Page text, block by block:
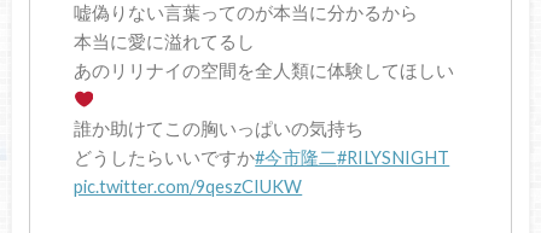
嘘偽りない言葉ってのが本当に分かるから
本当に愛に溢れてるし
あのリリナイの空間を全人類に体験してほしい
誰か助けてこの胸いっぱいの気持ち
どうしたらいいですか#今市隆二#RILYSNIGHT
pic.twitter.com/9qeszCIUKW